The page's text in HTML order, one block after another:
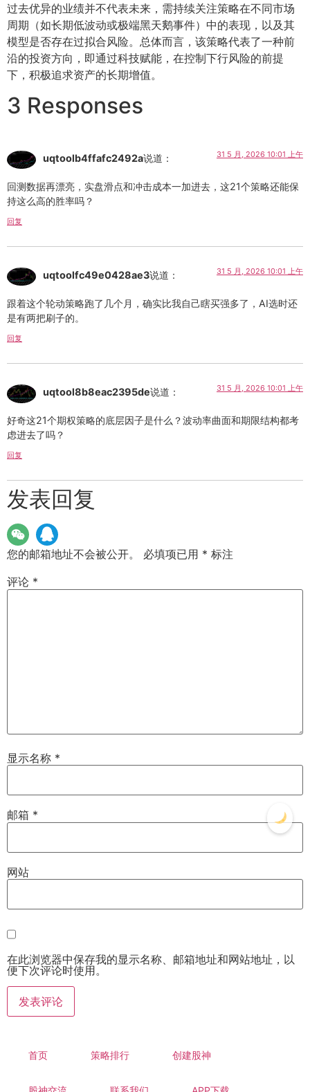
过去优异的业绩并不代表未来，需持续关注策略在不同市场
周期（如长期低波动或极端黑天鹅事件）中的表现，以及其
模型是否存在过拟合风险。总体而言，该策略代表了一种前
沿的投资方向，即通过科技赋能，在控制下行风险的前提
下，积极追求资产的长期增值。
3 Responses
uqtoolb4ffafc2492a说道： 31 5 月, 2026 10:01 上午
回测数据再漂亮，实盘滑点和冲击成本一加进去，这21个策略还能保
持这么高的胜率吗？
回复
uqtoolfc49e0428ae3说道： 31 5 月, 2026 10:01 上午
跟着这个轮动策略跑了几个月，确实比我自己瞎买强多了，AI选时还
是有两把刷子的。
回复
uqtool8b8eac2395de说道： 31 5 月, 2026 10:01 上午
好奇这21个期权策略的底层因子是什么？波动率曲面和期限结构都考
虑进去了吗？
回复
发表回复
您的邮箱地址不会被公开。 必填项已用 * 标注
评论 *
显示名称 *
邮箱 *
网站
在此浏览器中保存我的显示名称、邮箱地址和网站地址，以
便下次评论时使用。
首页 策略排行 创建股神